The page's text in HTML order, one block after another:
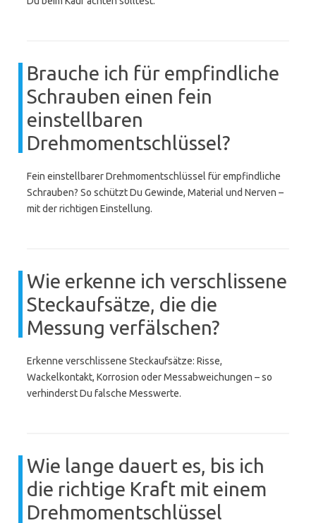
Brauche ich für empfindliche
Schrauben einen fein
einstellbaren
Drehmomentschlüssel?
Fein einstellbarer Drehmomentschlüssel für empfindliche
Schrauben? So schützt Du Gewinde, Material und Nerven –
mit der richtigen Einstellung.
Wie erkenne ich verschlissene
Steckaufsätze, die die
Messung verfälschen?
Erkenne verschlissene Steckaufsätze: Risse,
Wackelkontakt, Korrosion oder Messabweichungen – so
verhinderst Du falsche Messwerte.
Wie lange dauert es, bis ich
die richtige Kraft mit einem
Drehmomentschlüssel